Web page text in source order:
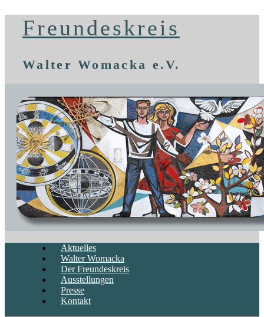
Freundeskreis
Walter Womacka e.V.
Aktuelles
Walter Womacka
Der Freundeskreis
Ausstellungen
Presse
Kontakt